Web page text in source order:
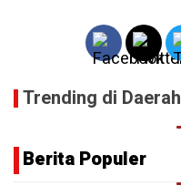
Trending di Daerah
Berita Populer